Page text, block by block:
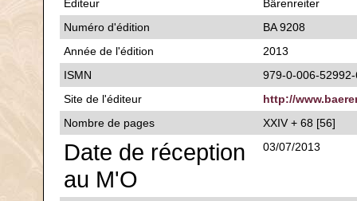
Éditeur
Bärenreiter
Numéro d'édition
BA 9208
Année de l'édition
2013
ISMN
979-0-006-
Site de l'éditeur
http://
Nombre de pages
XXIV + 68 [56]
Date de réception
au M'O
03/07/2013